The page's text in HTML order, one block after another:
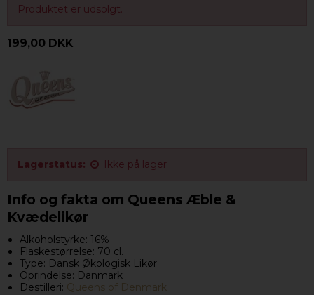
Produktet er udsolgt.
199,00 DKK
Lagerstatus: Ikke på lager
Info og fakta om Queens Æble &
Kvædelikør
Alkoholstyrke: 16%
Flaskestørrelse: 70 cl.
Type: Dansk Økologisk Likør
Oprindelse: Danmark
Destilleri: Queens of Denmark